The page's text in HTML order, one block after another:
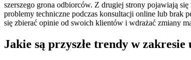
szerszego grona odbiorców. Z drugiej strony pojawiają
problemy techniczne podczas konsultacji online lub brak
się zbierać opinie od swoich klientów i wdrażać zmiany
Jakie są przyszłe trendy w zakresie